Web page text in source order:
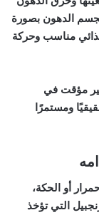
الدهون بصورة
مناسب وحركة
مؤقت في
ومستمرًا
أو الحكة،
التي تؤخذ